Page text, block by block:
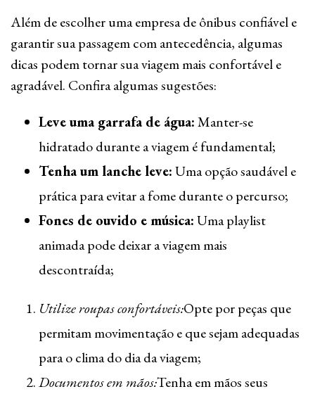
Além de escolher uma empresa de ônibus confiável e
garantir sua passagem com antecedência, algumas
dicas podem tornar sua viagem mais confortável e
agradável. Confira algumas sugestões:
Leve uma garrafa de água:Manter-se
hidratado durante a viagem é fundamental;
Tenha um lanche leve:Uma opção saudável e
prática para evitar a fome durante o percurso;
Fones de ouvido e música:Uma playlist
animada pode deixar a viagem mais
descontraída;
Utilize roupas confortáveis:Opte por peças que
permitam movimentação e que sejam adequadas
para o clima do dia da viagem;
Documentos em mãos:Tenha em mãos seus